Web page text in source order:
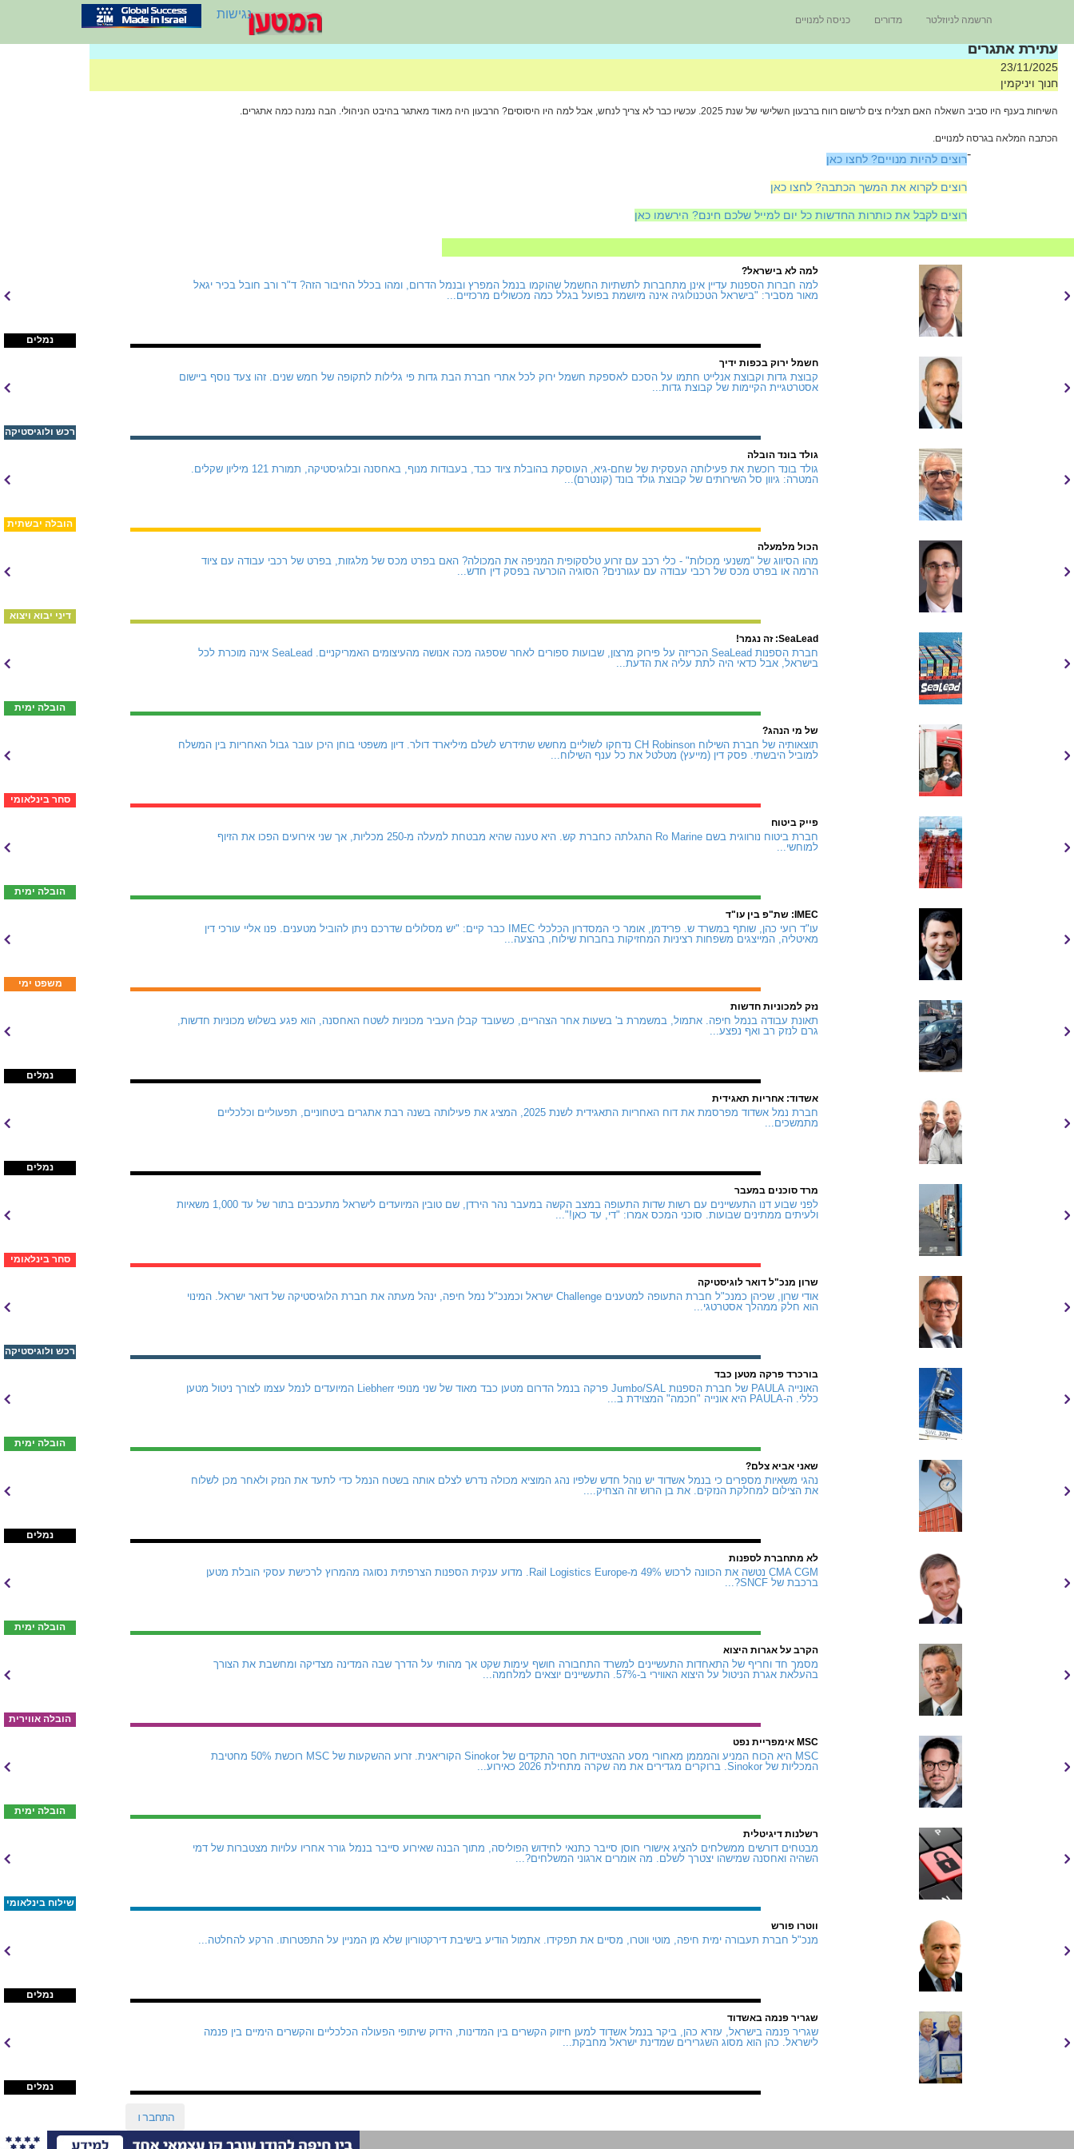
נגישות כניסה למנויים מדורים הרשמה לניוזלטר
עתירת אתגרים
23/11/2025
חנוך ויניקמין
השיחות בענף היו סביב השאלה האם תצליח צים לרשום רווח ברבעון השלישי של שנת 2025. עכשיו כבר לא צריך לנחש, אבל למה היו היסוסים? הרבעון היה מאוד מאתגר בהיבט הניהולי. הבה נמנה כמה אתגרים.
הכתבה המלאה בגרסה למנויים.
-רוצים להיות מנויים? לחצו כאן
רוצים לקרוא את המשך הכתבה? לחצו כאן
רוצים לקבל את כותרות החדשות כל יום למייל שלכם חינם? הירשמו כאן
נמלים
למה לא בישראל?
למה חברות הספנות עדיין אינן מתחברות לתשתיות החשמל שהוקמו בנמל המפרץ ובנמל הדרום, ומהו בכלל החיבור הזה? ד"ר ורב חובל בכיר יגאל
מאור מסביר: "בישראל הטכנולוגיה אינה מיושמת בפועל בגלל כמה מכשולים מרכזיים...
רכש ולוגיסטיקה
חשמל ירוק בכפות ידיך
קבוצת גדות וקבוצת אנלייט חתמו על הסכם לאספקת חשמל ירוק לכל אתרי חברת הבת גדות פי גלילות לתקופה של חמש שנים. זהו צעד נוסף ביישום
אסטרטגיית הקיימות של קבוצת גדות...
הובלה יבשתית
גולד בונד הובלה
גולד בונד רוכשת את פעילותה העסקית של שחם-גיא, העוסקת בהובלת ציוד כבד, בעבודות מנוף, באחסנה ובלוגיסטיקה, תמורת 121 מיליון שקלים.
המטרה: גיוון סל השירותים של קבוצת גולד בונד (קונטרם)...
דיני יבוא ויצוא
הכול מלמעלה
מהו הסיווג של "משנעי מכולות" - כלי רכב עם זרוע טלסקופית המניפה את המכולה? האם בפרט מכס של מלגזות, בפרט של רכבי עבודה עם ציוד
הרמה או בפרט מכס של רכבי עבודה עם עגורנים? הסוגיה הוכרעה בפסק דין חדש...
הובלה ימית
SeaLead: זה נגמר!
חברת הספנות SeaLead הכריזה על פירוק מרצון, שבועות ספורים לאחר שספגה מכה אנושה מהעיצומים האמריקניים. SeaLead אינה מוכרת לכל
בישראל, אבל כדאי היה לתת עליה את הדעת...
סחר בינלאומי
של מי הנהג?
תוצאותיה של חברת השילוח CH Robinson נדחקו לשוליים מחשש שתידרש לשלם מיליארד דולר. דיון משפטי בוחן היכן עובר גבול האחריות בין המשלח
למוביל היבשתי. פסק דין (מייעץ) מטלטל את כל ענף השילוח...
הובלה ימית
פייק ביטוח
חברת ביטוח נורווגית בשם Ro Marine התגלתה כחברת קש. היא טענה שהיא מבטחת למעלה מ-250 מכליות, אך שני אירועים הפכו את הזיוף
למוחשי...
משפט ימי
IMEC: שת"פ בין עו"ד
עו"ד רועי כהן, שותף במשרד ש. פרידמן, אומר כי המסדרון הכלכלי IMEC כבר קיים: "יש מסלולים שדרכם ניתן להוביל מטענים. פנו אליי עורכי דין
מאיטליה, המייצגים משפחות רציניות המחזיקות בחברות שילוח, בהצעה...
נמלים
נזק למכוניות חדשות
תאונת עבודה בנמל חיפה. אתמול, במשמרת ב' בשעות אחר הצהריים, כשעובד קבלן העביר מכוניות לשטח האחסנה, הוא פגע בשלוש מכוניות חדשות,
גרם לנזק רב ואף נפצע...
נמלים
אשדוד: אחריות תאגידית
חברת נמל אשדוד מפרסמת את דוח האחריות התאגידית לשנת 2025, המציג את פעילותה בשנה רבת אתגרים ביטחוניים, תפעוליים וכלכליים
מתמשכים...
סחר בינלאומי
מרד סוכנים במעבר
לפני שבוע דנו התעשיינים עם רשות שדות התעופה במצב הקשה במעבר נהר הירדן, שם טובין המיועדים לישראל מתעכבים בתור של עד 1,000 משאיות
ולעיתים ממתינים שבועות. סוכני המכס אמרו: "די, עד כאן!"...
רכש ולוגיסטיקה
שרון מנכ"ל דואר לוגיסטיקה
אודי שרון, שכיהן כמנכ"ל חברת התעופה למטענים Challenge ישראל וכמנכ"ל נמל חיפה, ינהל מעתה את חברת הלוגיסטיקה של דואר ישראל. המינוי
הוא חלק ממהלך אסטרטגי...
הובלה ימית
בורכרד פרקה מטען כבד
האונייה PAULA של חברת הספנות Jumbo/SAL פרקה בנמל הדרום מטען כבד מאוד של שני מנופי Liebherr המיועדים לנמל עצמו לצורך ניטול מטען
כללי. ה-PAULA היא אונייה "חכמה" המצוידת ב...
נמלים
שאני אביא צלם?
נהגי משאיות מספרים כי בנמל אשדוד יש נוהל חדש שלפיו נהג המוציא מכולה נדרש לצלם אותה בשטח הנמל כדי לתעד את הנזק ולאחר מכן לשלוח
את הצילום למחלקת הנזקים. את בן הרוש זה הצחיק....
הובלה ימית
לא מתחברת לספנות
CMA CGM נטשה את הכוונה לרכוש 49% מ-Rail Logistics Europe. מדוע ענקית הספנות הצרפתית נסוגה מהמרוץ לרכישת עסקי הובלת מטען
ברכבת של SNCF?...
הובלה אווירית
הקרב על אגרות היצוא
מסמך חד וחריף של התאחדות התעשיינים למשרד התחבורה חושף עימות שקט אך מהותי על הדרך שבה המדינה מצדיקה ומחשבת את הצורך
בהעלאת אגרת הניטול על היצוא האווירי ב-57%. התעשיינים יוצאים למלחמה...
הובלה ימית
MSC אימפריית נפט
MSC היא הכוח המניע והמממן מאחורי מסע ההצטיידות חסר התקדים של Sinokor הקוריאנית. זרוע ההשקעות של MSC רוכשת 50% מחטיבת
המכליות של Sinokor. ברוקרים מגדירים את מה שקרה מתחילת 2026 כאירוע...
שילוח בינלאומי
רשלנות דיגיטלית
מבטחים דורשים ממשלחים להציג אישורי חוסן סייבר כתנאי לחידוש הפוליסה, מתוך הבנה שאירוע סייבר בנמל גורר אחריו עלויות מצטברות של דמי
השהיה ואחסנה שמישהו יצטרך לשלם. מה אומרים ארגוני המשלחים?...
נמלים
ווטרו פורש
מנכ"ל חברת תעבורה ימית חיפה, מוטי ווטרו, מסיים את תפקידו. אתמול הודיע בישיבת דירקטוריון שלא מן המניין על התפטרותו. הרקע להחלטה...
נמלים
שגריר פנמה באשדוד
שגריר פנמה בישראל, עזרא כהן, ביקר בנמל אשדוד למען חיזוק הקשרים בין המדינות, הידוק שיתופי הפעולה הכלכליים והקשרים הימיים בין פנמה
לישראל. כהן הוא מסוג השגרירים שמדינת ישראל מחבקת...
התחברו